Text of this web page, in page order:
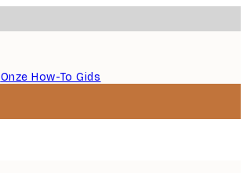
Onze How-To Gids